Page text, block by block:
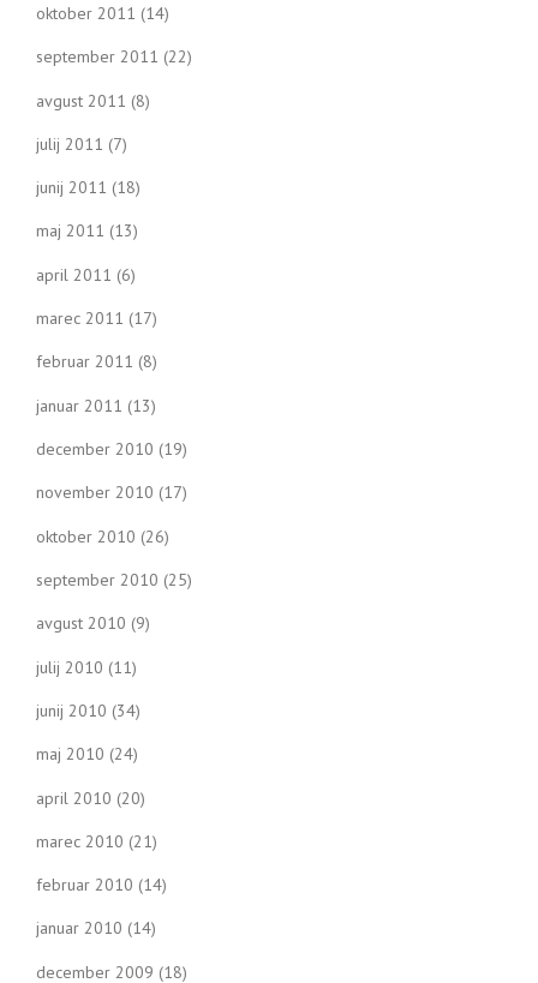
oktober 2011 (14)
september 2011 (22)
avgust 2011 (8)
julij 2011 (7)
junij 2011 (18)
maj 2011 (13)
april 2011 (6)
marec 2011 (17)
februar 2011 (8)
januar 2011 (13)
december 2010 (19)
november 2010 (17)
oktober 2010 (26)
september 2010 (25)
avgust 2010 (9)
julij 2010 (11)
junij 2010 (34)
maj 2010 (24)
april 2010 (20)
marec 2010 (21)
februar 2010 (14)
januar 2010 (14)
december 2009 (18)